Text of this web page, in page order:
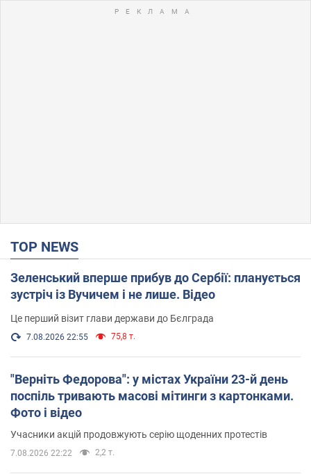
TOP NEWS
Зеленський вперше прибув до Сербії: планується
зустріч із Вучичем і не лише. Відео
Це перший візит глави держави до Бєлграда
7.08.2026 22:55 75,8 т.
"Верніть Федорова": у містах України 23-й день
поспіль тривають масові мітинги з картонками.
Фото і відео
Учасники акцій продовжують серію щоденних протестів
7.08.2026 22:22 2,2 т.